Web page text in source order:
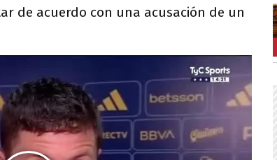
de acuerdo con una acusación de un